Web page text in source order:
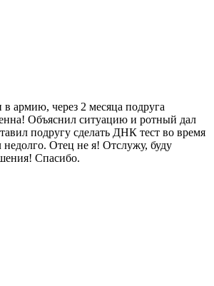
армию, через 2 месяца подруга
Объяснил ситуацию и ротный дал
подругу сделать ДНК тест во время
Отец не я! Отслужу, буду
Спасибо.